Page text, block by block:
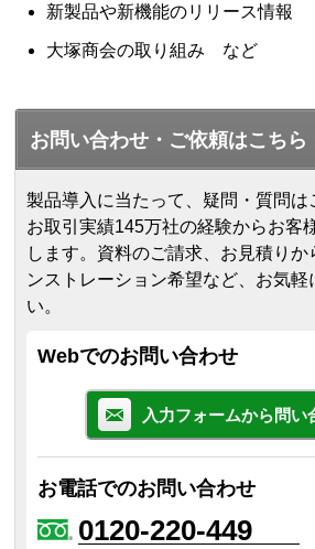
新製品や新機能のリリース情報
大塚商会の取り組み など
お問い合わせ・ご依頼はこちら
製品導入に当たって、疑問・質問は
お取引実績145万社の経験からお客
します。 資料のご請求、お見積りか
ンストレーション希望など、お気軽
い。
Webでのお問い合わせ
入力フォームから問い
お電話でのお問い合わせ
0120-220-449